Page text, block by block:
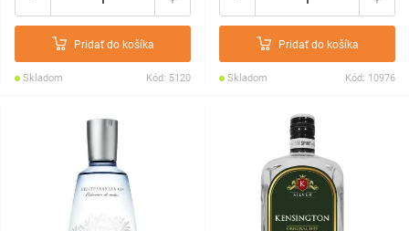
Pridať do košíka
Skladom Kód: 5120
Pridať do košíka
Skladom Kód: 10976